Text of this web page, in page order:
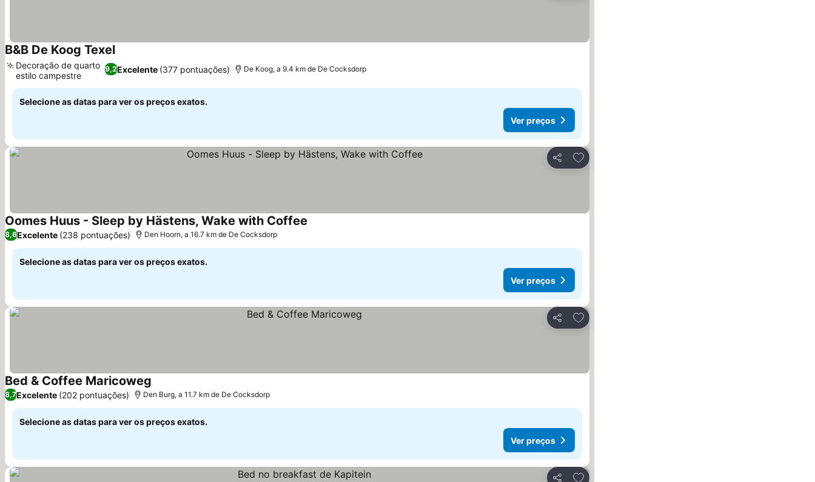
B&B De Koog TexelVer preços
9,2Excelente (377 pontuações)
Decoração de quarto
estilo campestre
De Koog, a 9.4 km de De Cocksdorp
Selecione as datas para ver os preços exatos.
Ver preços
Partilhar
Adicionar aos favoritos
Oomes Huus - Sleep by Hästens, Wake with Coffee
8,6Excelente (238 pontuações) Den Hoorn, a 16.7 km de De Cocksdorp
Selecione as datas para ver os preços exatos.
Ver preços
Partilhar
Adicionar aos favoritos
Bed & Coffee Maricoweg
8,7Excelente (202 pontuações) Den Burg, a 11.7 km de De Cocksdorp
Selecione as datas para ver os preços exatos.
Ver preços
Adicionar aos favoritos